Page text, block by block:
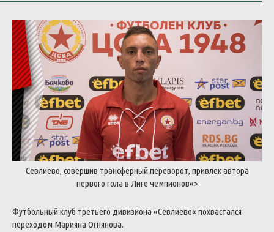
Севлиево, совершив трансферный переворот, привлек автора
первого гола в Лиге чемпионов«>
Футбольный клуб третьего дивизиона «Севлиево« похвастался
переходом Марияна Огнянова.